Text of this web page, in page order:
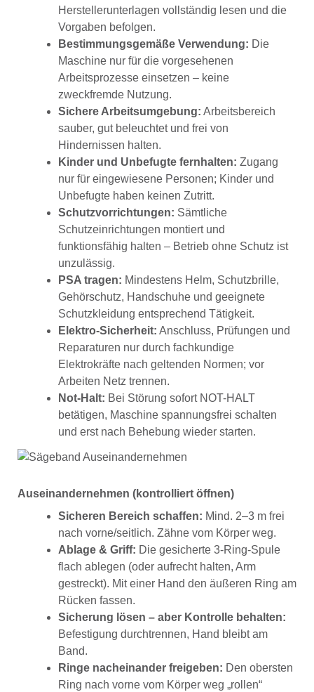
Herstellerunterlagen vollständig lesen und die
Vorgaben befolgen.
Bestimmungsgemäße Verwendung: Die
Maschine nur für die vorgesehenen
Arbeitsprozesse einsetzen – keine
zweckfremde Nutzung.
Sichere Arbeitsumgebung: Arbeitsbereich
sauber, gut beleuchtet und frei von
Hindernissen halten.
Kinder und Unbefugte fernhalten: Zugang
nur für eingewiesene Personen; Kinder und
Unbefugte haben keinen Zutritt.
Schutzvorrichtungen: Sämtliche
Schutzeinrichtungen montiert und
funktionsfähig halten – Betrieb ohne Schutz ist
unzulässig.
PSA tragen: Mindestens Helm, Schutzbrille,
Gehörschutz, Handschuhe und geeignete
Schutzkleidung entsprechend Tätigkeit.
Elektro-Sicherheit: Anschluss, Prüfungen und
Reparaturen nur durch fachkundige
Elektrokräfte nach geltenden Normen; vor
Arbeiten Netz trennen.
Not-Halt: Bei Störung sofort NOT-HALT
betätigen, Maschine spannungsfrei schalten
und erst nach Behebung wieder starten.
Auseinandernehmen (kontrolliert öffnen)
Sicheren Bereich schaffen: Mind. 2–3 m frei
nach vorne/seitlich. Zähne vom Körper weg.
Ablage & Griff: Die gesicherte 3-Ring-Spule
flach ablegen (oder aufrecht halten, Arm
gestreckt). Mit einer Hand den äußeren Ring am
Rücken fassen.
Sicherung lösen – aber Kontrolle behalten:
Befestigung durchtrennen, Hand bleibt am
Band.
Ringe nacheinander freigeben: Den obersten
Ring nach vorne vom Körper weg „rollen“